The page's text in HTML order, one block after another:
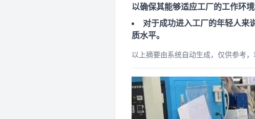
以确保其能够适应工厂的工作环境
对于成功进入工厂的年轻人来
质水平。
以上摘要由系统自动生成，仅供参考，